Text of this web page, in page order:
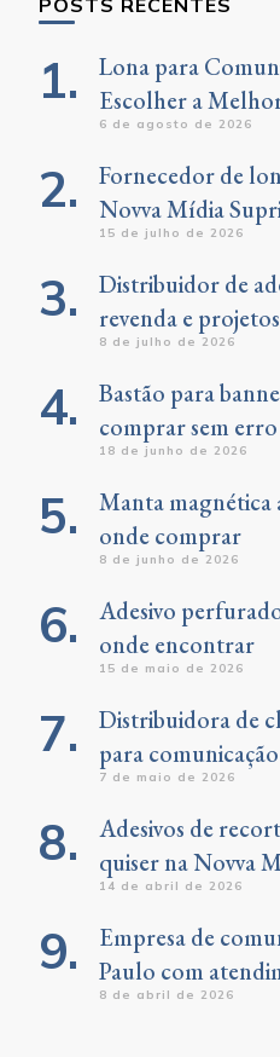
POSTS RECENTES
Lona para
Escolher a
6 de agosto de 2026
Fornecedor de
Novva Mídia
15 de julho de 2026
Distribuidor de
revenda e
8 de julho de 2026
Bastão para
comprar sem erro
18 de junho de 2026
Manta magnética
onde comprar
8 de junho de 2026
Adesivo
onde encontrar
15 de maio de 2026
Distribuidora de
para
7 de maio de 2026
Adesivos de
quiser na Novva
14 de abril de 2026
Empresa de
Paulo com
8 de abril de 2026